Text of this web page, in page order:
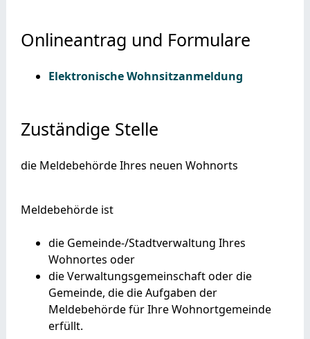
Onlineantrag und Formulare
Elektronische Wohnsitzanmeldung
Zuständige Stelle
die Meldebehörde Ihres neuen Wohnorts
Meldebehörde ist
die Gemeinde-/Stadtverwaltung Ihres
Wohnortes oder
die Verwaltungsgemeinschaft oder die
Gemeinde, die die Aufgaben der
Meldebehörde für Ihre Wohnortgemeinde
erfüllt.